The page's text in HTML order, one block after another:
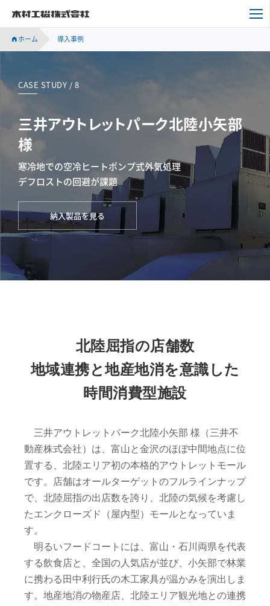
ホーム 導入事例
CASE STUDY / 8
三井アウトレットパーク北陸小矢部
様
寒冷地での空冷ヒートポンプ式外気処理
デフロストの回避が課題
納入製品を見る
北陸屈指の店舗数
地域連携と地産地消を意識した
時間消費型施設
三井アウトレットパーク北陸小矢部 様（三井不
動産株式会社）は、富山と金沢のほぼ中間地点に位
置する、北陸エリア初の本格的アウトレットモール
です。店舗はオールターゲットのフルラインナップ
で、北陸屈指の出店数を誇り、北陸の気候を考慮し
たエンクローズド（屋内型）モールとなっていま
す。
明るいフードコートには、富山・石川両県を代表
する飲食店と、全国の人気店が並び、小矢部で林業
に携わる田中利行氏の木工家具が温かみを演出しま
す。地産地消の物産店、北陸エリア観光地との連携